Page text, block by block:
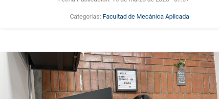
Categorías: Facultad de Mecánica Aplicada